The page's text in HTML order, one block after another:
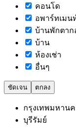
คอนโด
อพาร์ทเมน
บ้านพักตาก
บ้าน
ห้องเช่า
อื่นๆ
ชัดเจน ตกลง
กรุงเทพมหาน
บุรีรัมย์